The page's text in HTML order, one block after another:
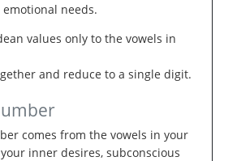
needs.
values only to the vowels in
and reduce to a single digit.
comes from the vowels in your
inner desires, subconscious